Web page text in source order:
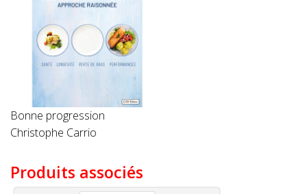
Bonne progression
Christophe Carrio
Produits associés